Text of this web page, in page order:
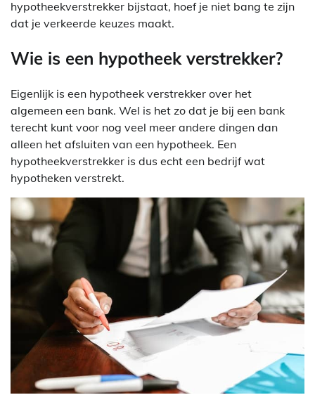
hypotheekverstrekker bijstaat, hoef je niet bang te zijn
dat je verkeerde keuzes maakt.
Wie is een hypotheek verstrekker?
Eigenlijk is een hypotheek verstrekker over het
algemeen een bank. Wel is het zo dat je bij een bank
terecht kunt voor nog veel meer andere dingen dan
alleen het afsluiten van een hypotheek. Een
hypotheekverstrekker is dus echt een bedrijf wat
hypotheken verstrekt.